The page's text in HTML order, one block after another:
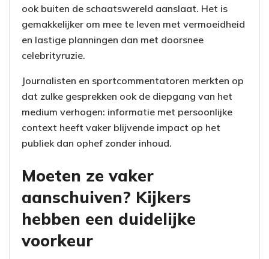
ook buiten de schaatswereld aanslaat. Het is
gemakkelijker om mee te leven met vermoeidheid
en lastige planningen dan met doorsnee
celebrityruzie.
Journalisten en sportcommentatoren merkten op
dat zulke gesprekken ook de diepgang van het
medium verhogen: informatie met persoonlijke
context heeft vaker blijvende impact op het
publiek dan ophef zonder inhoud.
Moeten ze vaker
aanschuiven? Kijkers
hebben een duidelijke
voorkeur